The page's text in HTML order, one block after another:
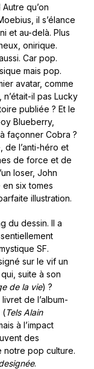
qu’on
il s’élance
et au-delà. Plus
onirique.
Car pop.
mais pop.
avatar, comme
n’était-il pas Lucky
publiée ? Et le
Blueberry,
façonner Cobra ?
de l’anti-héro et
de force et de
loser, John
six tomes
illustration.
du dessin. Il a
SF.
sur le vif un
suite à son
de la vie) ?
de l’album-
(Tels Alain
à l’impact
des
notre pop culture.
.